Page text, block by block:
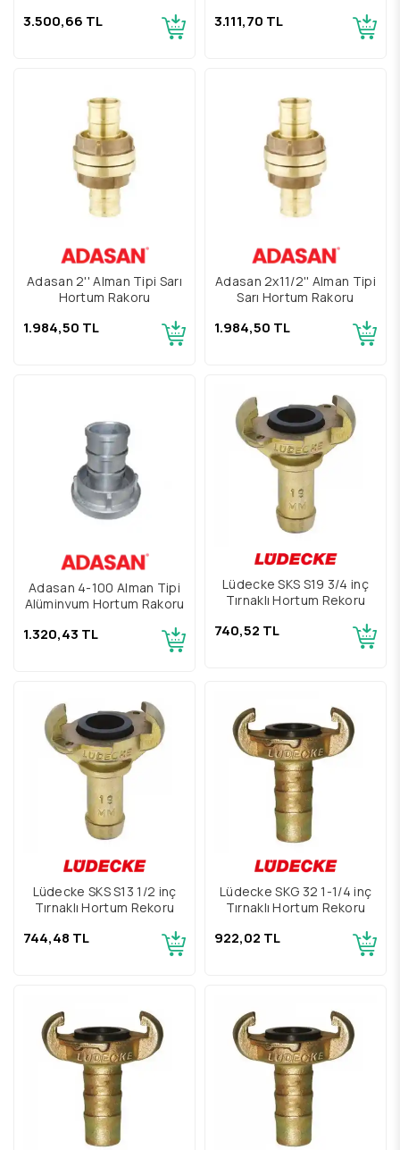
3.500,66 TL 3.111,70 TL
Adasan 2'' Alman Tipi Sarı
Hortum Rakoru
1.984,50 TL
Adasan 2x11/2'' Alman Tipi
Sarı Hortum Rakoru
1.984,50 TL
Adasan 4-100 Alman Tipi
Alüminyum Hortum Rakoru
1.320,43 TL
Lüdecke SKS S19 3/4 inç
Tırnaklı Hortum Rekoru
740,52 TL
Lüdecke SKS S13 1/2 inç
Tırnaklı Hortum Rekoru
744,48 TL
Lüdecke SKG 32 1-1/4 inç
Tırnaklı Hortum Rekoru
922,02 TL